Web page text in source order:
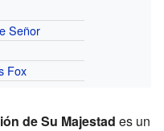
Señor
Fox
de Su Majestad es un